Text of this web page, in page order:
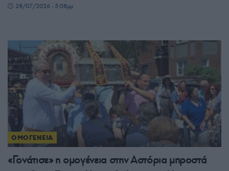
28/07/2026 - 5:08μμ
ΟΜΟΓΕΝΕΙΑ
«Γονάτισε» η ομογένεια στην Αστόρια μπροστά